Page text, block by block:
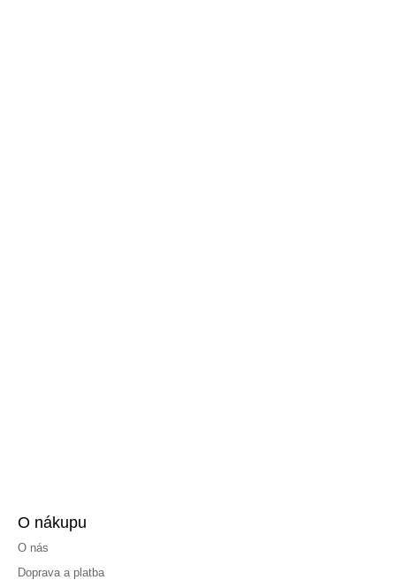
O nákupu
O nás
Doprava a platba